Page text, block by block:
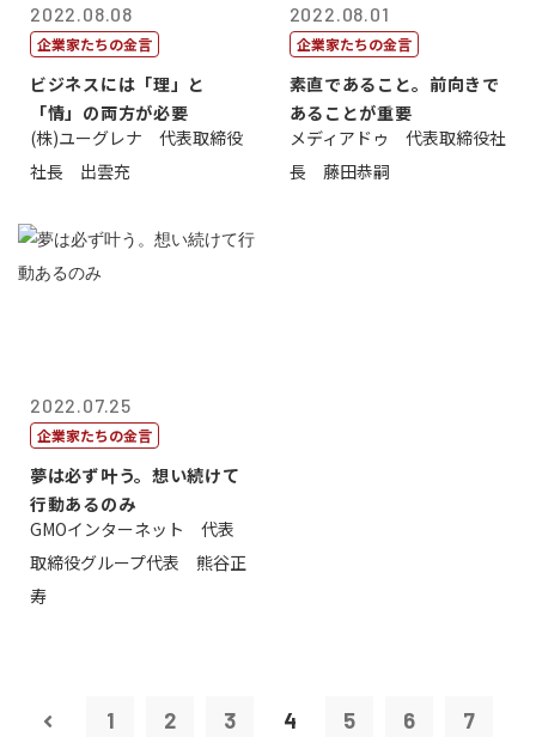
2022.08.08
企業家たちの金言
ビジネスには「理」と
「情」の両方が必要
(株)ユーグレナ 代表取締役
社長 出雲充
2022.08.01
企業家たちの金言
素直であること。前向きで
あることが重要
メディアドゥ 代表取締役社
長 藤田恭嗣
2022.07.25
企業家たちの金言
夢は必ず叶う。想い続けて
行動あるのみ
GMOインターネット 代表
取締役グループ代表 熊谷正
寿
1 2 3 4 5 6 7